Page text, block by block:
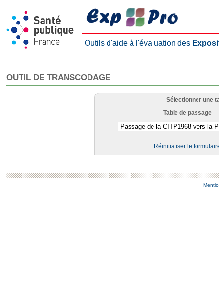
Outils d'aide à l'évaluation des
OUTIL DE TRANSCODAGE
Sélectionner une
Table de passage
Réinitialiser le